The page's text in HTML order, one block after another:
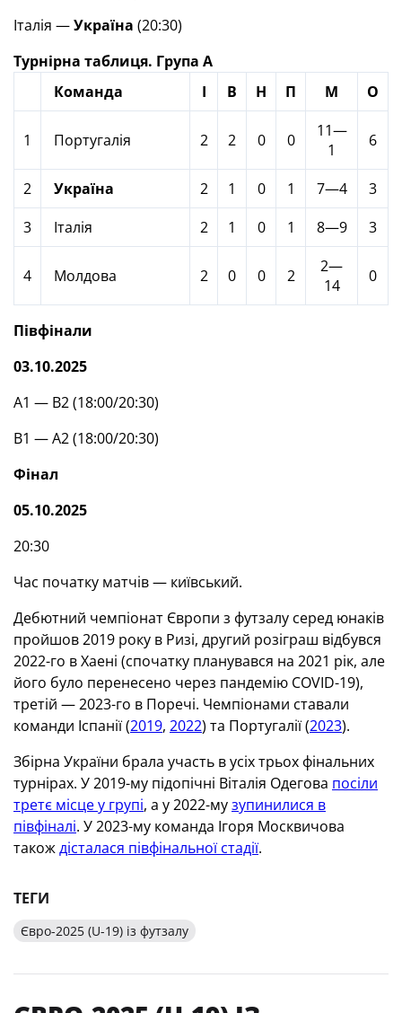
Італія —Україна (20:30)
Турнірна таблиця. Група А
Команда
І В Н П М О
1 Португалія 2 2 0 0
11—
1
6
2 Україна 2 1 0 1 7—4
3
3
Італія 2 1 0 1 8—9 3
4 Молдова 2 0 0 2
2—
14
0
Півфінали
03.10.2025
А1 — В2 (18:00/20:30)
В1 — А2 (18:00/20:30)
Фінал
05.10.2025
20:30
Час початку матчів — київський.
Дебютний чемпіонат Європи з футзалу серед юнаків
пройшов 2019 року в Ризі, другий розіграш відбувся
2022-го в Хаені (спочатку планувався на 2021 рік, але
його було перенесено через пандемію COVID-19),
третій — 2023-го в Поречі. Чемпіонами ставали
команди Іспанії (2019, 2022) та Португалії (2023).
Збірна України брала участь в усіх трьох фінальних
турнірах. У 2019-му підопічні Віталія Одегова посіли
третє місце у групі, а у 2022-музупинилися в
півфіналі. У 2023-му команда Ігоря Москвичова
такождісталася півфінальної стадії.
ТЕГИ
Євро-2025 (U-19) із футзалу